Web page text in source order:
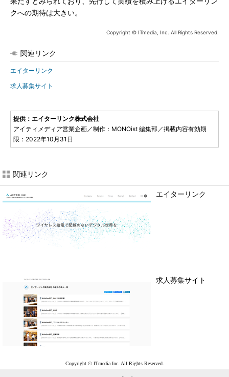
クへの期待は大きい。
Copyright © ITmedia, Inc. All Rights Reserved.
関連リンク
エイターリンク
求人募集サイト
提供：エイターリンク株式会社
アイティメディア営業企画／制作：MONOist 編集部／掲載内容有効期
限：2022年10月31日
関連リンク
エイターリンク
求人募集サイト
Copyright © ITmedia Inc. All Rights Reserved.